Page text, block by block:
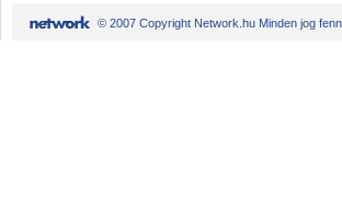
© 2007 Copyright Network.hu Minden jog